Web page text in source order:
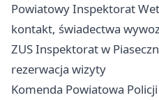
Powiatowy Inspektorat
kontakt, świadectwa
ZUS Inspektorat w
rezerwacja wizyty
Komenda Powiatowa